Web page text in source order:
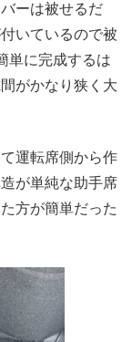
ーは被せるだ
いているので被
単に完成するは
がかなり狭く大
運転席側から作
が単純な助手席
方が簡単だった